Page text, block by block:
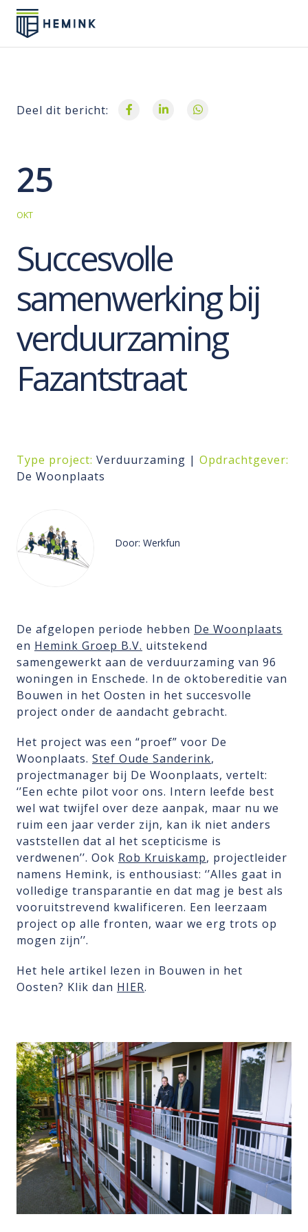
Deel dit bericht:
25
OKT
Succesvolle
samenwerking bij
verduurzaming
Fazantstraat
Type project: Verduurzaming | Opdrachtgever:
De Woonplaats
Door: Werkfun
De afgelopen periode hebben De Woonplaats
en Hemink Groep B.V. uitstekend
samengewerkt aan de verduurzaming van 96
woningen in Enschede. In de oktobereditie van
Bouwen in het Oosten in het succesvolle
project onder de aandacht gebracht.
Het project was een “proef” voor De
Woonplaats. Stef Oude Sanderink,
projectmanager bij De Woonplaats, vertelt:
‘’Een echte pilot voor ons. Intern leefde best
wel wat twijfel over deze aanpak, maar nu we
ruim een jaar verder zijn, kan ik niet anders
vaststellen dat al het scepticisme is
verdwenen’’. Ook Rob Kruiskamp, projectleider
namens Hemink, is enthousiast: ‘’Alles gaat in
volledige transparantie en dat mag je best als
vooruitstrevend kwalificeren. Een leerzaam
project op alle fronten, waar we erg trots op
mogen zijn’’.
Het hele artikel lezen in Bouwen in het
Oosten? Klik dan HIER.